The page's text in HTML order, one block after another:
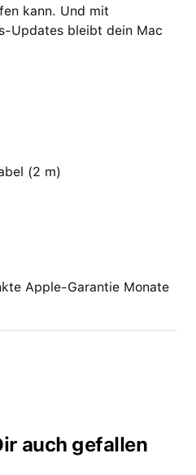
kann. Und mit
Updates bleibt dein Mac
(2 m)
Apple-Garantie Monate
auch gefallen